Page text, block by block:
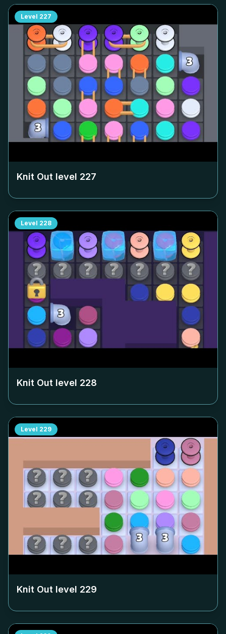
Level 227
Knit Out level 227
Level 228
Knit Out level 228
Level 229
Knit Out level 229